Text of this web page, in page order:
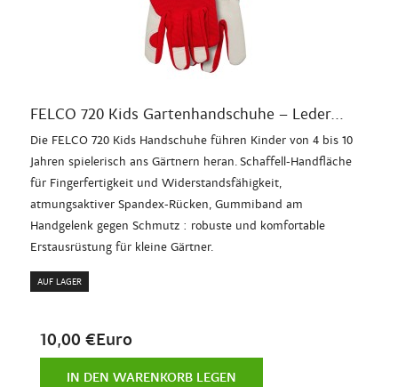
FELCO 720 Kids Gartenhandschuhe – Leder...
Die FELCO 720 Kids Handschuhe führen Kinder von 4 bis 10
Jahren spielerisch ans Gärtnern heran. Schaffell-Handfläche
für Fingerfertigkeit und Widerstandsfähigkeit,
atmungsaktiver Spandex-Rücken, Gummiband am
Handgelenk gegen Schmutz : robuste und komfortable
Erstausrüstung für kleine Gärtner.
AUF LAGER
10,00 €Euro
IN DEN WARENKORB LEGEN